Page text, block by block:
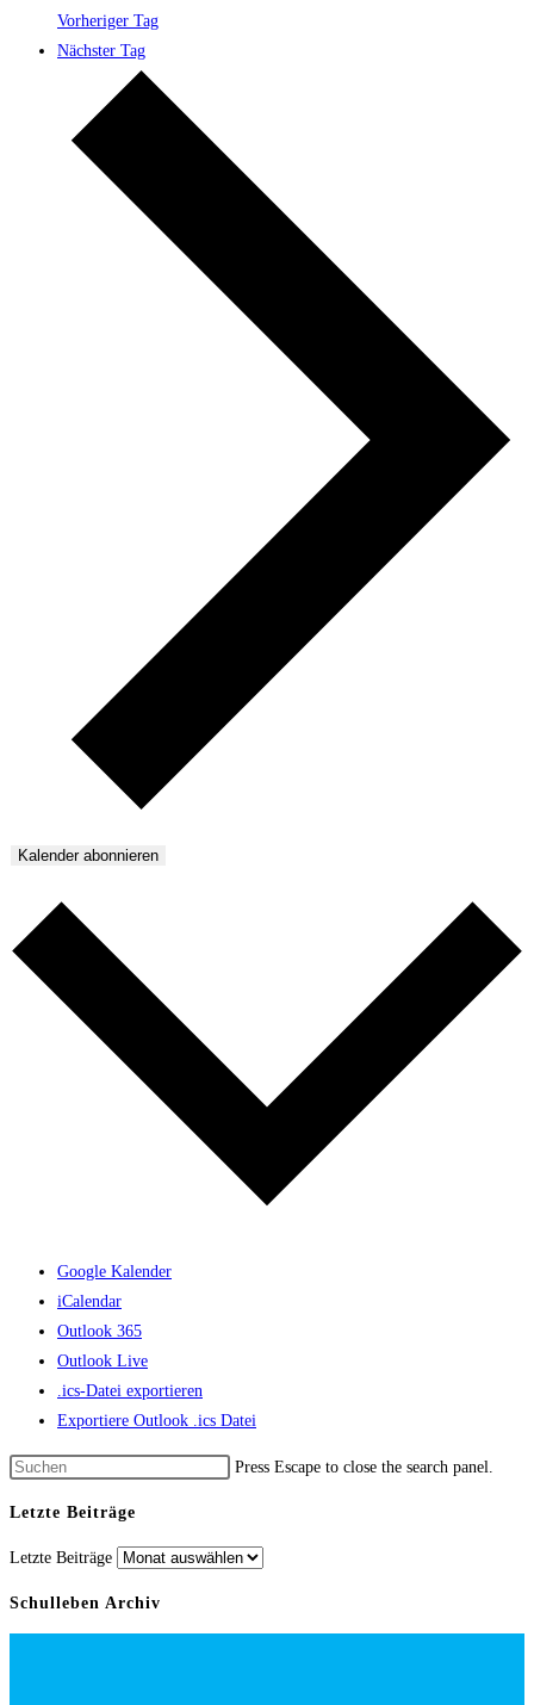
Vorheriger Tag
Nächster Tag
Kalender abonnieren
Google Kalender
iCalendar
Outlook 365
Outlook Live
.ics-Datei exportieren
Exportiere Outlook .ics Datei
Press Escape to close the search panel.
Letzte Beiträge
Letzte Beiträge
Schulleben Archiv